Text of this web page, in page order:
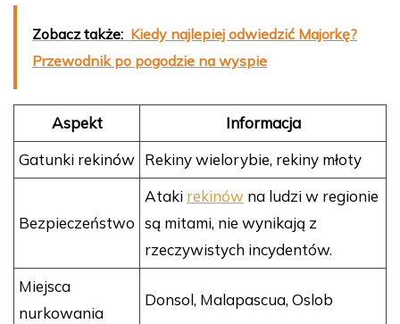
Zobacz także: Kiedy najlepiej odwiedzić Majorkę?
Przewodnik po pogodzie na wyspie
Aspekt
Informacja
Gatunki rekinów Rekiny wielorybie, rekiny młoty
Bezpieczeństwo
Ataki rekinów na ludzi w regionie
są mitami, nie wynikają z
rzeczywistych incydentów.
Miejsca
nurkowania
Donsol, Malapascua, Oslob